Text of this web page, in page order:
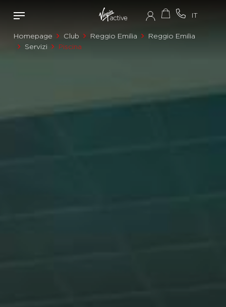
Homepage Club Reggio Emilia
Reggio Emilia
Servizi
Piscina